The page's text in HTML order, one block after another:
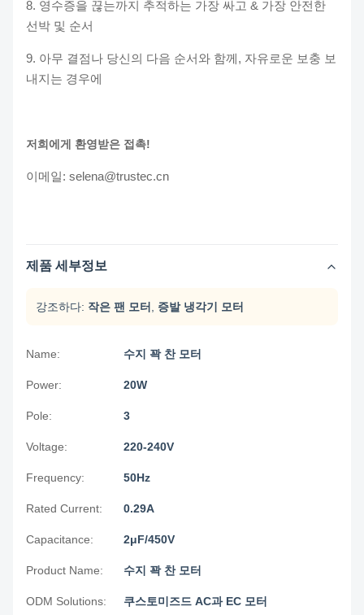
8. 영수증을 끊는까지 추적하는 가장 싸고 & 가장 안전한
선박 및 순서
9. 아무 결점나 당신의 다음 순서와 함께, 자유로운 보충 보
내지는 경우에
저희에게 환영받은 접촉!
이메일: selena@trustec.cn
제품 세부정보
강조하다: 작은 팬 모터 증발 냉각기 모터
Name: 수지 꽉 찬 모터
Power: 20W
Pole: 3
Voltage: 220-240V
Frequency: 50Hz
Rated Current: 0.29A
Capacitance: 2μF/450V
Product Name: 수지 꽉 찬 모터
ODM Solutions: 쿠스토미즈드 AC과 EC 모터